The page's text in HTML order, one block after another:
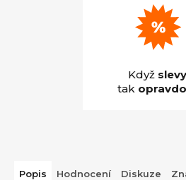
Když slevy
tak
Popis Hodnocení Diskuze